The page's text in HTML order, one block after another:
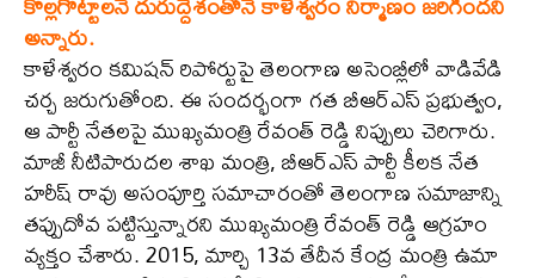
అన్నారు.
కాళేశ్వరం కమిషన్ రిపోర్టుపై తెలంగాణ అసెంబ్లీలో వాడివేడి
చర్చ జరుగుతోంది. ఈ సందర్భంగా గత బీఆర్ఎస్ ప్రభుత్వం,
ఆ పార్టీ నేతలపై ముఖ్యమంత్రి రేవంత్ రెడ్డి నిప్పులు చెరిగారు.
మాజీ నీటిపారుదల శాఖ మంత్రి, బీఆర్ఎస్ పార్టీ కీలక నేత
హరీష్ రావు అసంపూర్తి సమాచారంతో తెలంగాణ సమాజాన్ని
తప్పుదోవ పట్టిస్తున్నారని ముఖ్యమంత్రి రేవంత్ రెడ్డి ఆగ్రహం
వ్యక్తం చేశారు. 2015, మార్చి 13వ తేదీన కేంద్ర మంత్రి ఉమా